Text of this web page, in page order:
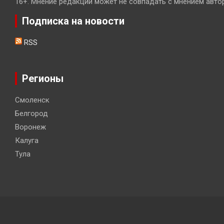
Подписка на новости
RSS
Регионы
Смоленск
Белгород
Воронеж
Калуга
Тула